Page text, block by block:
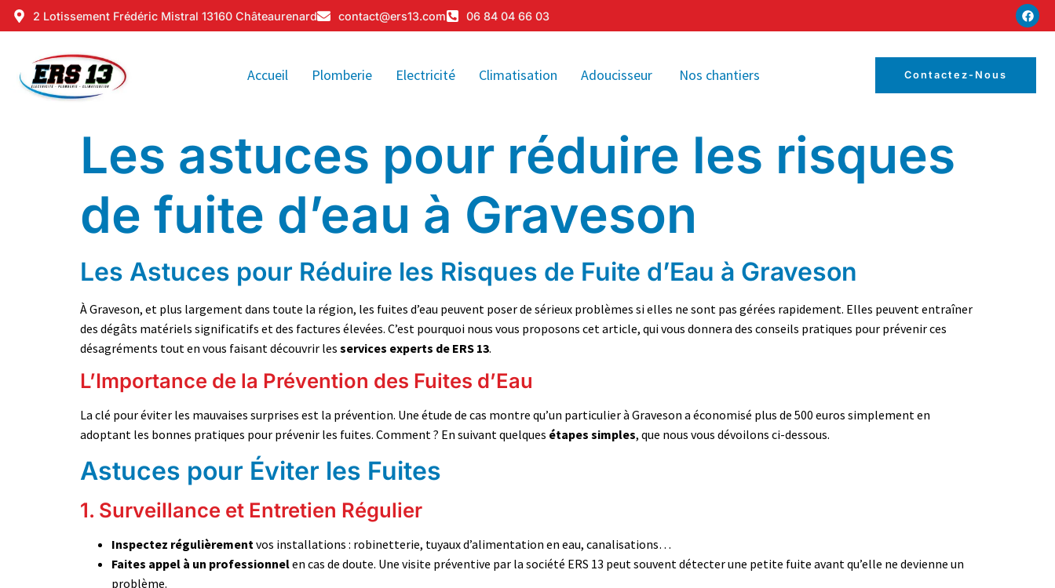
2 Lotissement Frédéric Mistral 13160 Châteaurenard contact@ers13.com 06 84 04 66 03
Accueil Plomberie Electricité Climatisation Adoucisseur Nos chantiers Contactez-Nous
Les astuces pour réduire les risques
de fuite d’eau à Graveson
Les Astuces pour Réduire les Risques de Fuite d’Eau à Graveson
À Graveson, et plus largement dans toute la région, les fuites d’eau peuvent poser de sérieux problèmes si elles ne sont pas gérées rapidement. Elles peuvent entraîner
des dégâts matériels significatifs et des factures élevées. C’est pourquoi nous vous proposons cet article, qui vous donnera des conseils pratiques pour prévenir ces
désagréments tout en vous faisant découvrir les services experts de ERS 13.
L’Importance de la Prévention des Fuites d’Eau
La clé pour éviter les mauvaises surprises est la prévention. Une étude de cas montre qu’un particulier à Graveson a économisé plus de 500 euros simplement en
adoptant les bonnes pratiques pour prévenir les fuites. Comment ? En suivant quelques étapes simples, que nous vous dévoilons ci-dessous.
Astuces pour Éviter les Fuites
1. Surveillance et Entretien Régulier
Inspectez régulièrement vos installations : robinetterie, tuyaux d’alimentation en eau, canalisations…
Faites appel à un professionnelen cas de doute. Une visite préventive par la société ERS 13 peut souvent détecter une petite fuite avant qu’elle ne devienne un
problème.